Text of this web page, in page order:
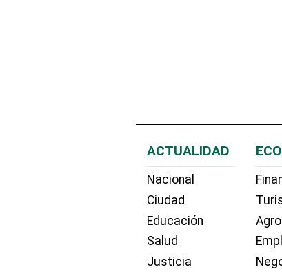
ACTUALIDAD
Nacional
Ciudad
Educación
Salud
Justicia
Agro